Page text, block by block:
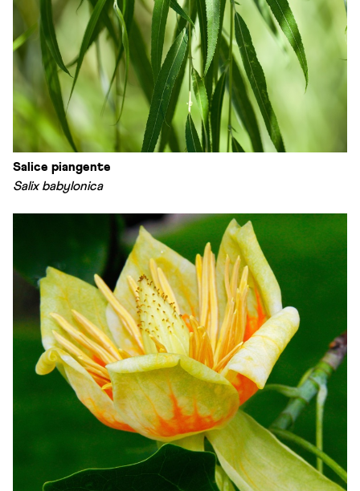
Salice piangente
Salix babylonica